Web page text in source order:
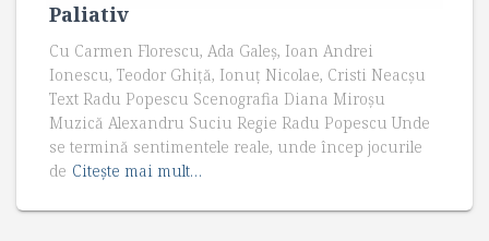
Paliativ
Cu Carmen Florescu, Ada Galeș, Ioan Andrei
Ionescu, Teodor Ghiță, Ionuț Nicolae, Cristi Neacșu
Text Radu Popescu Scenografia Diana Miroșu
Muzică Alexandru Suciu Regie Radu Popescu Unde
se termină sentimentele reale, unde încep jocurile
de Citește mai mult…